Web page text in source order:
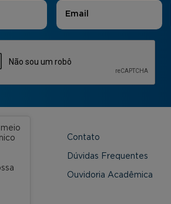
E-mail
Contato
Dúvidas Frequentes
Ouvidoria Acadêmica